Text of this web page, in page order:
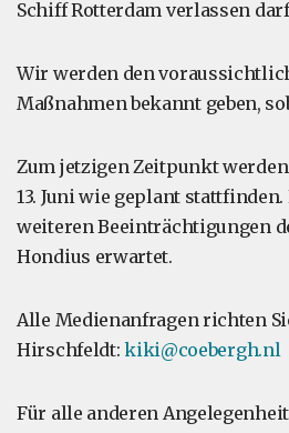
Schiff Rotterdam verlassen
Wir werden den
Maßnahmen bekannt geben,
Zum jetzigen Zeitpunkt
13. Juni wie geplant
weiteren Beeinträchtigungen
Hondius erwartet.
Alle Medienanfragen richten
Hirschfeldt:kiki@coebergh.nl
Für alle anderen